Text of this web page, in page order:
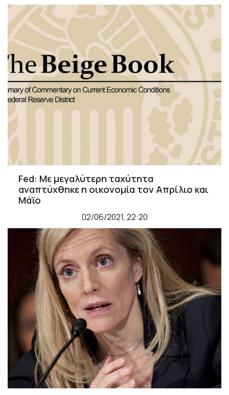
Fed: Με μεγαλύτερη ταχύτητα
αναπτύχθηκε η οικονομία τον Απρίλιο και
Μάϊο
02/06/2021, 22:20